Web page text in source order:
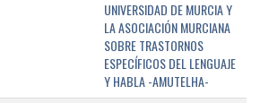
UNIVERSIDAD DE MURCIA Y
LA ASOCIACIÓN MURCIANA
SOBRE TRASTORNOS
ESPECÍFICOS DEL LENGUAJE
Y HABLA -AMUTELHA-